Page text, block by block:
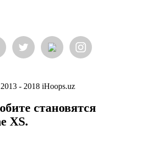
2013 - 2018 iHoops.uz
становятся
XS.